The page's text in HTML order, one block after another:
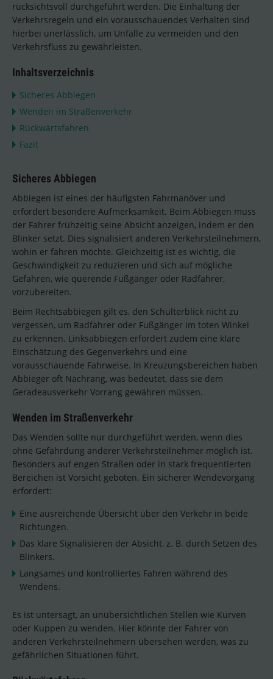
rücksichtsvoll durchgeführt werden. Die Einhaltung der
Verkehrsregeln und ein vorausschauendes Verhalten sind
hierbei unerlässlich, um Unfälle zu vermeiden und den
Verkehrsfluss zu gewährleisten.
Inhaltsverzeichnis
Sicheres Abbiegen
Wenden im Straßenverkehr
Rückwärtsfahren
Fazit
Sicheres Abbiegen
Abbiegen ist eines der häufigsten Fahrmanöver und
erfordert besondere Aufmerksamkeit. Beim Abbiegen muss
der Fahrer frühzeitig seine Absicht anzeigen, indem er den
Blinker setzt. Dies signalisiert anderen Verkehrsteilnehmern,
wohin er fahren möchte. Gleichzeitig ist es wichtig, die
Geschwindigkeit zu reduzieren und sich auf mögliche
Gefahren, wie querende Fußgänger oder Radfahrer,
vorzubereiten.
Beim Rechtsabbiegen gilt es, den Schulterblick nicht zu
vergessen, um Radfahrer oder Fußgänger im toten Winkel
zu erkennen. Linksabbiegen erfordert zudem eine klare
Einschätzung des Gegenverkehrs und eine
vorausschauende Fahrweise. In Kreuzungsbereichen haben
Abbieger oft Nachrang, was bedeutet, dass sie dem
Geradeausverkehr Vorrang gewähren müssen.
Wenden im Straßenverkehr
Das Wenden sollte nur durchgeführt werden, wenn dies
ohne Gefährdung anderer Verkehrsteilnehmer möglich ist.
Besonders auf engen Straßen oder in stark frequentierten
Bereichen ist Vorsicht geboten. Ein sicherer Wendevorgang
erfordert:
Eine ausreichende Übersicht über den Verkehr in beide
Richtungen.
Das klare Signalisieren der Absicht, z. B. durch Setzen des
Blinkers.
Langsames und kontrolliertes Fahren während des
Wendens.
Es ist untersagt, an unübersichtlichen Stellen wie Kurven
oder Kuppen zu wenden. Hier könnte der Fahrer von
anderen Verkehrsteilnehmern übersehen werden, was zu
gefährlichen Situationen führt.